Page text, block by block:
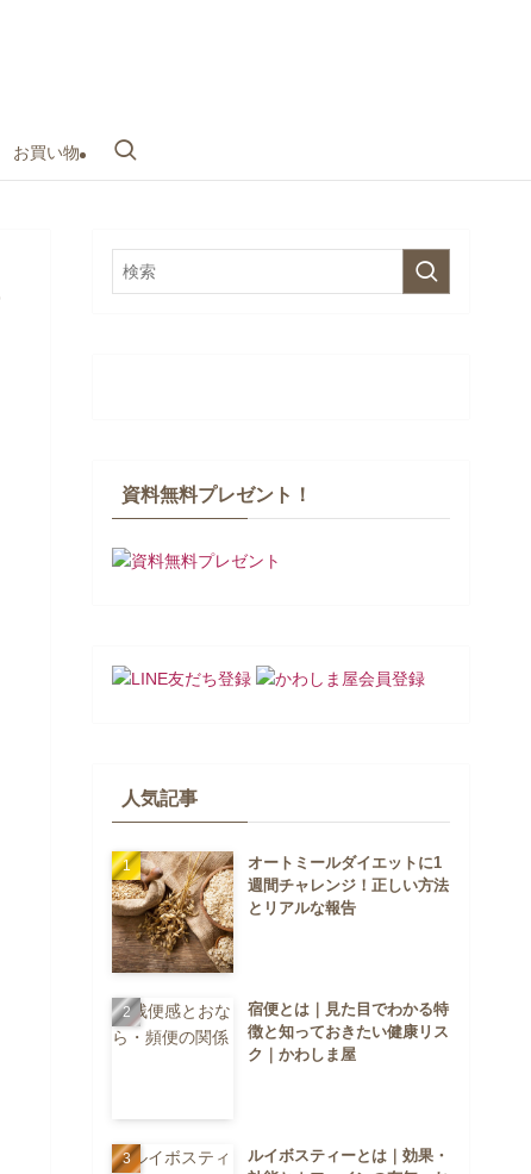
お買い物
資料無料プレゼント！
人気記事
オートミールダイエットに1
週間チャレンジ！正しい方法
とリアルな報告
宿便とは｜見た目でわかる特
徴と知っておきたい健康リス
ク｜かわしま屋
ルイボスティーとは｜効果・